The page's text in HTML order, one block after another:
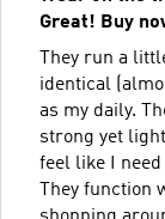
Great! Buy
They run a
identical
as my daily.
strong yet
feel like I
They